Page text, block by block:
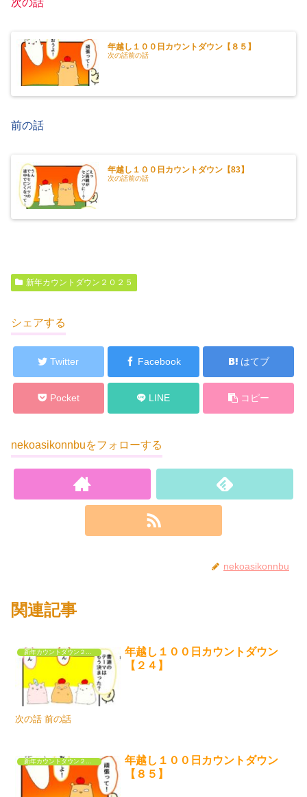
年越し１００日カウントダウン【８５】
次の話前の話
前の話
年越し１００日カウントダウン【83】
次の話前の話
新年カウントダウン２０２５
シェアする
Twitter Facebook はてブ
Pocket LINE コピー
nekoasikonnbuをフォローする
nekoasikonnbu
関連記事
新年カウントダウン２０２５
年越し１００日カウントダウン
【２４】
次の話 前の話
年越し１００日カウントダウン
【８５】